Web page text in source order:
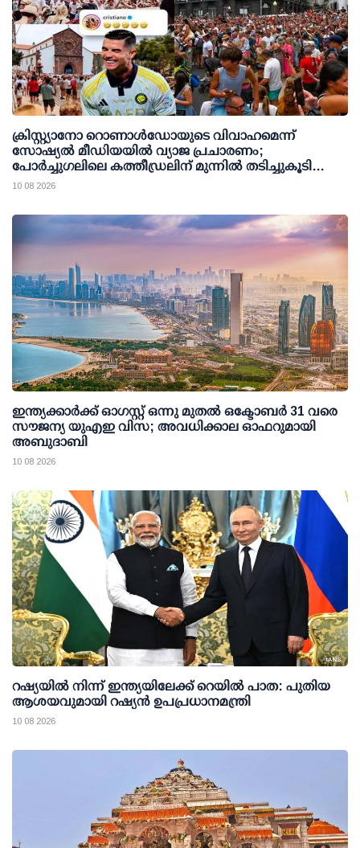
ക്രിസ്റ്റ്യാനോ റൊണാള്‍ഡോയുടെ വിവാഹമെന്ന്
സോഷ്യല്‍ മീഡിയയില്‍ വ്യാജ പ്രചാരണം;
പോര്‍ച്ചുഗലിലെ കത്തീഡ്രലിന് മുന്നില്‍ തടിച്ചുകൂടി
ജനക്കൂട്ടം
10 08 2026
ഇന്ത്യക്കാര്‍ക്ക് ഓഗസ്റ്റ് ഒന്നു മുതല്‍ ഒക്ടോബര്‍ 31 വരെ
സൗജന്യ യുഎഇ വിസ; അവധിക്കാല ഓഫറുമായി
അബുദാബി
10 08 2026
റഷ്യയില്‍ നിന്ന് ഇന്ത്യയിലേക്ക് റെയില്‍ പാത: പുതിയ
ആശയവുമായി റഷ്യന്‍ ഉപപ്രധാനമന്ത്രി
10 08 2026